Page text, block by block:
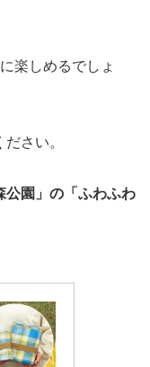
楽しめるでしょ
さい。
公園」の「ふわふわ